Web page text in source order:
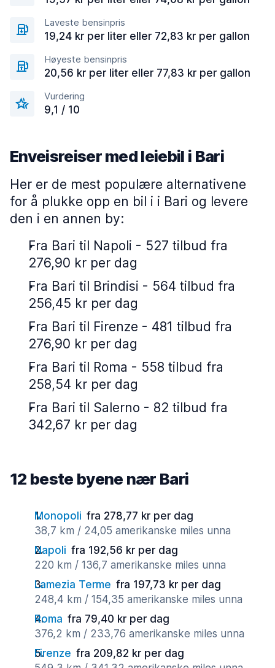
Laveste bensinpris
19,24 kr per liter eller 72,83 kr per gallon
Høyeste bensinpris
20,56 kr per liter eller 77,83 kr per gallon
Vurdering
9,1 / 10
Enveisreiser med leiebil i Bari
Her er de mest populære alternativene
for å plukke opp en bil i i Bari og levere
den i en annen by:
Fra Bari til Napoli - 527 tilbud fra
276,90 kr per dag
Fra Bari til Brindisi - 564 tilbud fra
256,45 kr per dag
Fra Bari til Firenze - 481 tilbud fra
276,90 kr per dag
Fra Bari til Roma - 558 tilbud fra
258,54 kr per dag
Fra Bari til Salerno - 82 tilbud fra
342,67 kr per dag
12 beste byene nær Bari
Monopoli fra 278,77 kr per dag
38,7 km / 24,05 amerikanske miles unna
Napoli fra 192,56 kr per dag
220 km / 136,7 amerikanske miles unna
Lamezia Terme fra 197,73 kr per dag
248,4 km / 154,35 amerikanske miles unna
Roma fra 79,40 kr per dag
376,2 km / 233,76 amerikanske miles unna
Firenze fra 209,82 kr per dag